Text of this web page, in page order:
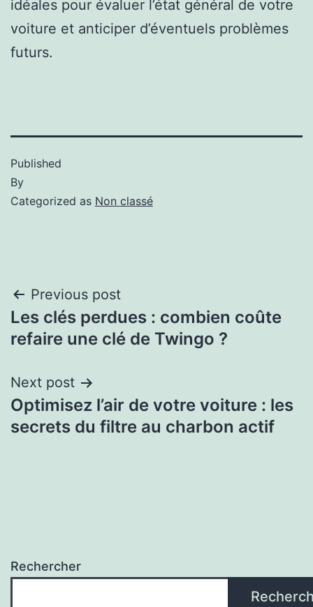
idéales pour évaluer l’état général de votre
voiture et anticiper d’éventuels problèmes
futurs.
Published
By
Categorized as Non classé
Previous post
Les clés perdues : combien coûte
refaire une clé de Twingo ?
Next post
Optimisez l’air de votre voiture : les
secrets du filtre au charbon actif
Rechercher